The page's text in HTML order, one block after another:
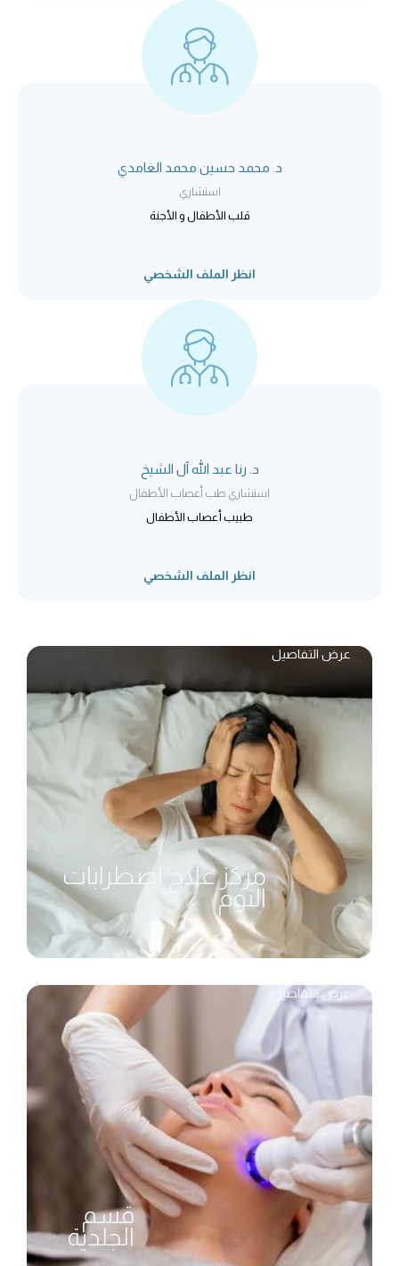
د. محمد حسين محمد الغامدي
استشاري
قلب الأطفال و الأجنة
انظر الملف الشخصي
د. رنا عبد الله آل الشيخ
استشاري طب أعصاب الأطفال
طبيب أعصاب الأطفال
انظر الملف الشخصي
مركز علاج اضطرابات
النوم
عرض التفاصيل
قسم
الجلدية
عرض التفاصيل